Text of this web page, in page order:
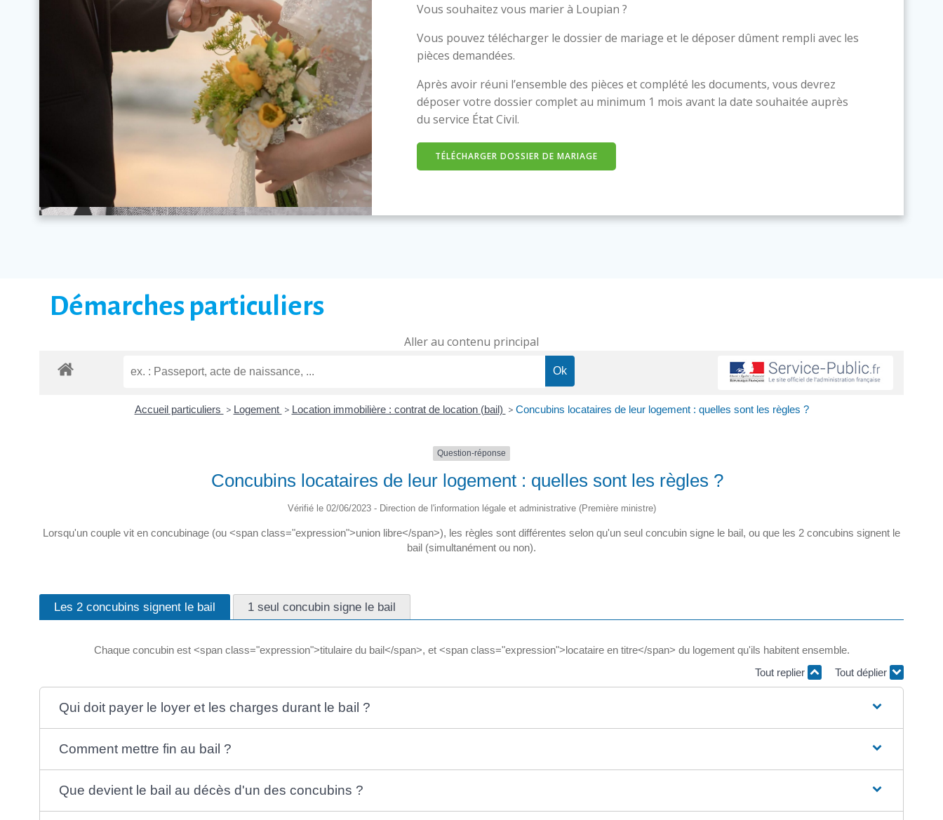
Vous souhaitez vous marier à Loupian ?
Vous pouvez télécharger le dossier de mariage et le déposer dûment rempli avec les
pièces demandées.
Après avoir réuni l’ensemble des pièces et complété les documents, vous devrez
déposer votre dossier complet au minimum 1 mois avant la date souhaitée auprès
du service État Civil.
TÉLÉCHARGER DOSSIER DE MARIAGE
Démarches particuliers
Aller au contenu principal
Accueil particuliers > Logement > Location immobilière : contrat de location (bail) > Concubins locataires de leur logement : quelles sont les règles ?
Question-réponse
Concubins locataires de leur logement : quelles sont les règles ?
Vérifié le 02/06/2023 - Direction de l'information légale et administrative (Première ministre)
Lorsqu'un couple vit en concubinage (ou <span class="expression">union libre</span>), les règles sont différentes selon qu'un seul concubin signe le bail, ou que les 2 concubins signent le
bail (simultanément ou non).
Les 2 concubins signent le bail 1 seul concubin signe le bail
Chaque concubin est <span class="expression">titulaire du bail</span>, et <span class="expression">locataire en titre</span> du logement qu'ils habitent ensemble.
Tout replier
Tout déplier
Qui doit payer le loyer et les charges durant le bail ?
Comment mettre fin au bail ?
Que devient le bail au décès d'un des concubins ?